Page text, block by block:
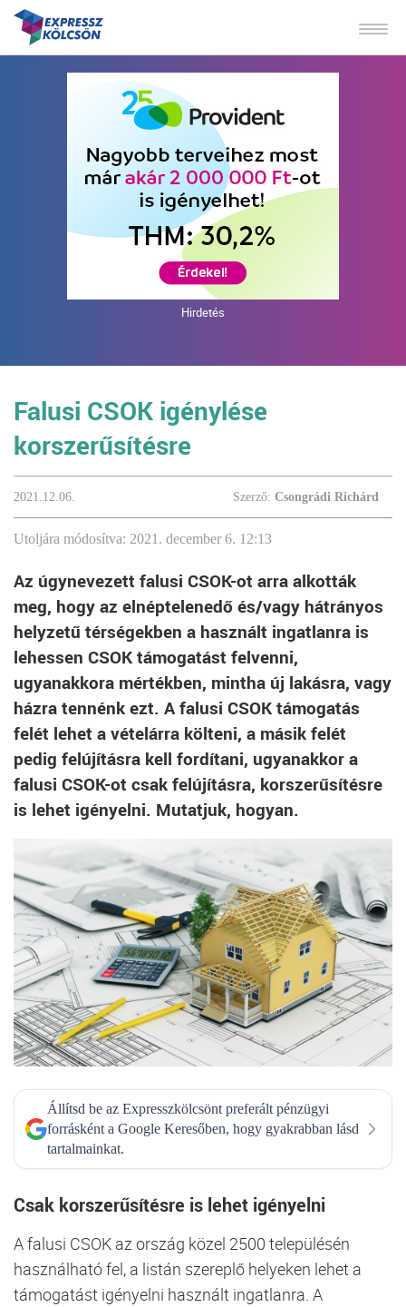
Hirdetés
Falusi CSOK igénylése
korszerűsítésre
2021.12.06. Szerző: Csongrádi Richárd
Utoljára módosítva: 2021. december 6. 12:13
Az úgynevezett falusi CSOK-ot arra alkották
meg, hogy az elnéptelenedő és/vagy hátrányos
helyzetű térségekben a használt ingatlanra is
lehessen CSOK támogatást felvenni,
ugyanakkora mértékben, mintha új lakásra, vagy
házra tennénk ezt. A falusi CSOK támogatás
felét lehet a vételárra költeni, a másik felét
pedig felújításra kell fordítani, ugyanakkor a
falusi CSOK-ot csak felújításra, korszerűsítésre
is lehet igényelni. Mutatjuk, hogyan.
Állítsd be az Expresszkölcsönt preferált pénzügyi
forrásként a Google Keresőben, hogy gyakrabban lásd
tartalmainkat.
Csak korszerűsítésre is lehet igényelni
A falusi CSOK az ország közel 2500 településén
használható fel, a listán szereplő helyeken lehet a
támogatást igényelni használt ingatlanra. A